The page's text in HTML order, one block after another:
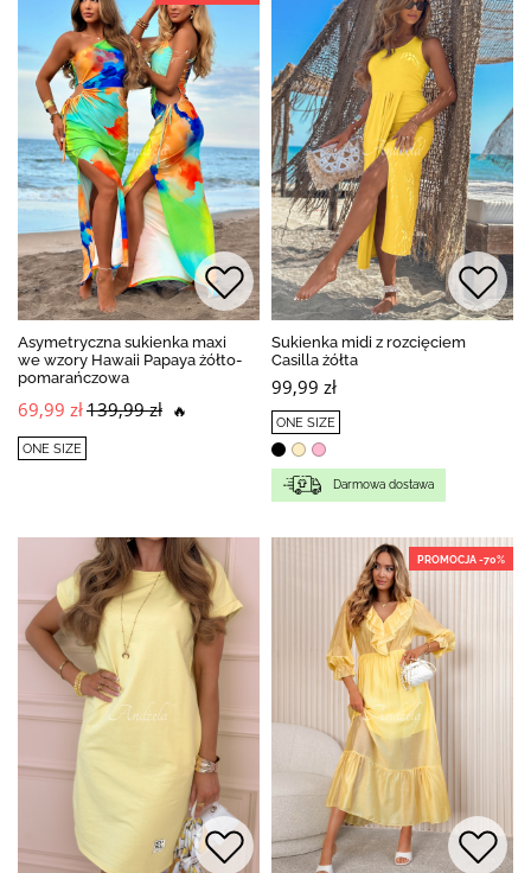
Asymetryczna sukienka maxi
we wzory Hawaii Papaya żółto-
pomarańczowa
69,99 zł139,99 zł 🔥
ONE SIZE
Sukienka midi z rozcięciem
Casilla żółta
99,99 zł
ONE SIZE
Darmowa dostawa
PROMOCJA -70%